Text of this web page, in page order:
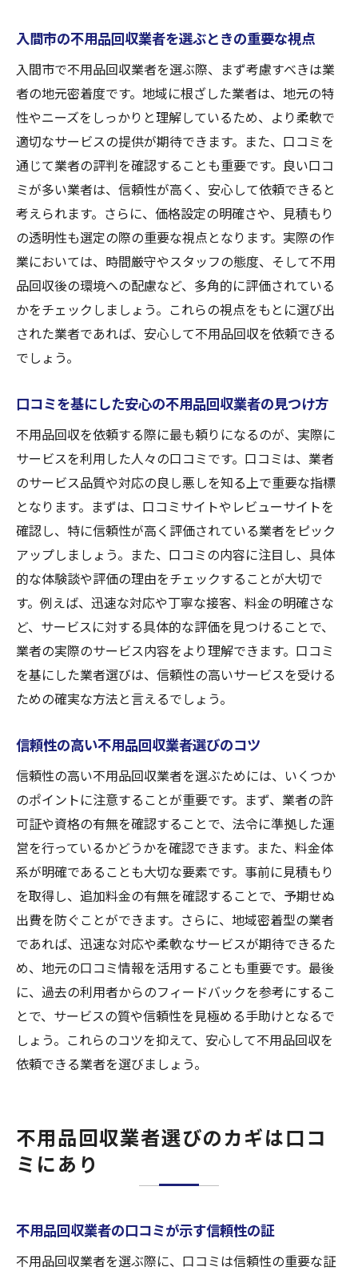
入間市の不用品回収業者を選ぶときの重要な視点
入間市で不用品回収業者を選ぶ際、まず考慮すべきは業
者の地元密着度です。地域に根ざした業者は、地元の特
性やニーズをしっかりと理解しているため、より柔軟で
適切なサービスの提供が期待できます。また、口コミを
通じて業者の評判を確認することも重要です。良い口コ
ミが多い業者は、信頼性が高く、安心して依頼できると
考えられます。さらに、価格設定の明確さや、見積もり
の透明性も選定の際の重要な視点となります。実際の作
業においては、時間厳守やスタッフの態度、そして不用
品回収後の環境への配慮など、多角的に評価されている
かをチェックしましょう。これらの視点をもとに選び出
された業者であれば、安心して不用品回収を依頼できる
でしょう。
口コミを基にした安心の不用品回収業者の見つけ方
不用品回収を依頼する際に最も頼りになるのが、実際に
サービスを利用した人々の口コミです。口コミは、業者
のサービス品質や対応の良し悪しを知る上で重要な指標
となります。まずは、口コミサイトやレビューサイトを
確認し、特に信頼性が高く評価されている業者をピック
アップしましょう。また、口コミの内容に注目し、具体
的な体験談や評価の理由をチェックすることが大切で
す。例えば、迅速な対応や丁寧な接客、料金の明確さな
ど、サービスに対する具体的な評価を見つけることで、
業者の実際のサービス内容をより理解できます。口コミ
を基にした業者選びは、信頼性の高いサービスを受ける
ための確実な方法と言えるでしょう。
信頼性の高い不用品回収業者選びのコツ
信頼性の高い不用品回収業者を選ぶためには、いくつか
のポイントに注意することが重要です。まず、業者の許
可証や資格の有無を確認することで、法令に準拠した運
営を行っているかどうかを確認できます。また、料金体
系が明確であることも大切な要素です。事前に見積もり
を取得し、追加料金の有無を確認することで、予期せぬ
出費を防ぐことができます。さらに、地域密着型の業者
であれば、迅速な対応や柔軟なサービスが期待できるた
め、地元の口コミ情報を活用することも重要です。最後
に、過去の利用者からのフィードバックを参考にするこ
とで、サービスの質や信頼性を見極める手助けとなるで
しょう。これらのコツを抑えて、安心して不用品回収を
依頼できる業者を選びましょう。
不用品回収業者選びのカギは口コ
ミにあり
不用品回収業者の口コミが示す信頼性の証
不用品回収業者を選ぶ際に、口コミは信頼性の重要な証